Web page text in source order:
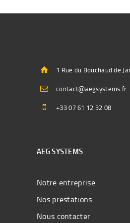
1 Rue du Bouchaud de
contact@aegsystems.fr
+33 07 61 12 32 08
AEG SYSTEMS
Notre entreprise
Nos prestations
Nous contacter